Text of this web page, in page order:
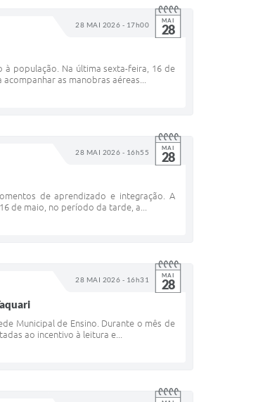
28 MAI 2026 - 17h00 MAI
28
população. Na última sexta-feira, 16 de
as manobras aéreas...
28 MAI 2026 - 16h55 MAI
28
de aprendizado e integração. A
de maio, no período da tarde, a...
28 MAI 2026 - 16h31 MAI
28
Municipal de Ensino. Durante o mês de
ao incentivo à leitura e...